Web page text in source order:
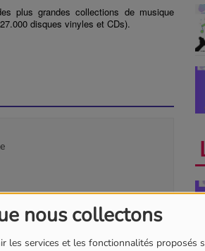
nous collectons
les services et les fonctionnalités proposés
plus grandes collections de musique
disques vinyles et CDs).